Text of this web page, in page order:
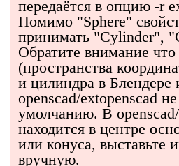
передаётся в опцию -r
Помимо "Sphere"
принимать "Cylinder",
Обратите внимание что
(пространства
и цилиндра в Блендере
openscad/extopenscad
умолчанию. В
находится в центре
или конуса, выставьте
вручную.